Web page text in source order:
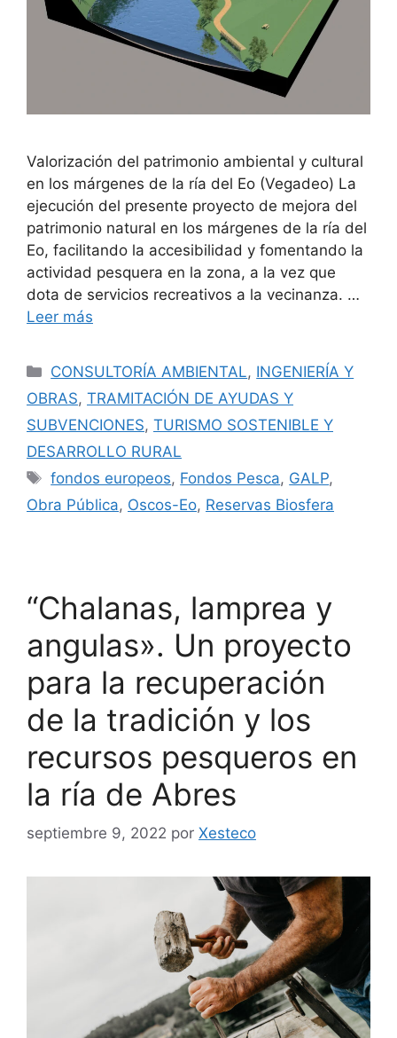
Valorización del patrimonio ambiental y cultural
en los márgenes de la ría del Eo (Vegadeo) La
ejecución del presente proyecto de mejora del
patrimonio natural en los márgenes de la ría del
Eo, facilitando la accesibilidad y fomentando la
actividad pesquera en la zona, a la vez que
dota de servicios recreativos a la vecinanza. …
Leer más
CONSULTORÍA AMBIENTAL, INGENIERÍA Y
OBRAS, TRAMITACIÓN DE AYUDAS Y
SUBVENCIONES, TURISMO SOSTENIBLE Y
DESARROLLO RURAL
fondos europeos, Fondos Pesca, GALP,
Obra Pública, Oscos-Eo, Reservas Biosfera
“Chalanas, lamprea y
angulas». Un proyecto
para la recuperación
de la tradición y los
recursos pesqueros en
la ría de Abres
septiembre 9, 2022 por Xesteco